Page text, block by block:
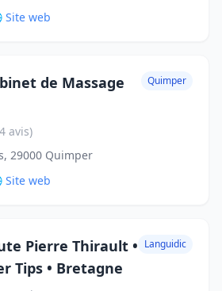
Site web
de Massage
Quimper
avis)
29000 Quimper
Site web
Pierre Thirault •
Tips • Bretagne
Languidic